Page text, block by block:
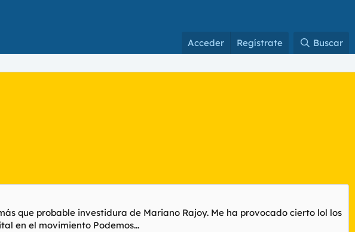
Acceder Regístrate Buscar
que probable investidura de Mariano Rajoy. Me ha provocado cierto lol los
en el movimiento Podemos...